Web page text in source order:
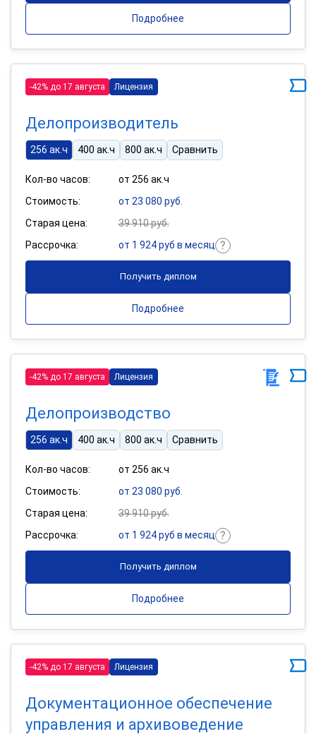
Подробнее
-42% до 17 августа Лицензия
Делопроизводитель
256 ак.ч 400 ак.ч 800 ак.ч Сравнить
Кол-во часов:
от 256 ак.ч
Стоимость:
от 23 080 руб.
Старая цена:
39 910 руб.
Рассрочка:
от 1 924 руб в месяц
Получить диплом
Подробнее
-42% до 17 августа Лицензия
Делопроизводство
256 ак.ч 400 ак.ч 800 ак.ч Сравнить
Кол-во часов:
от 256 ак.ч
Стоимость:
от 23 080 руб.
Старая цена:
39 910 руб.
Рассрочка:
от 1 924 руб в месяц
Получить диплом
Подробнее
-42% до 17 августа Лицензия
Документационное обеспечение
управления и архивоведение